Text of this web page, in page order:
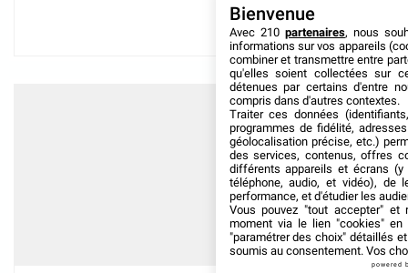
Bienvenue
Avec 210 partenaires, nous
informations sur vos appareils
combiner et transmettre entre
qu'elles soient collectées sur
détenues par certains d'entre
compris dans d'autres contextes.
Traiter ces données
programmes de fidélité,
géolocalisation précise, etc.)
des services, contenus, offres
différents appareils et écrans (y
téléphone, audio, et vidéo), de
performance, et d'étudier les
Vous pouvez "tout accepter" et
moment via le lien "cookies" en
"paramétrer des choix" détaillés
soumis au consentement. Vos
powered